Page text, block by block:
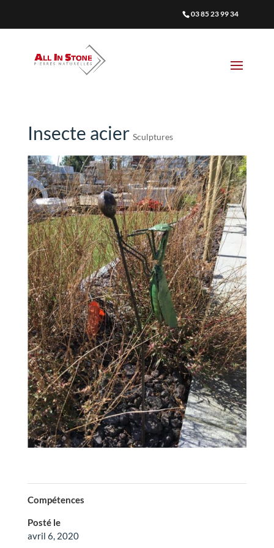
03 85 23 99 34
Insecte acier Sculptures
Compétences
Posté le
avril 6, 2020